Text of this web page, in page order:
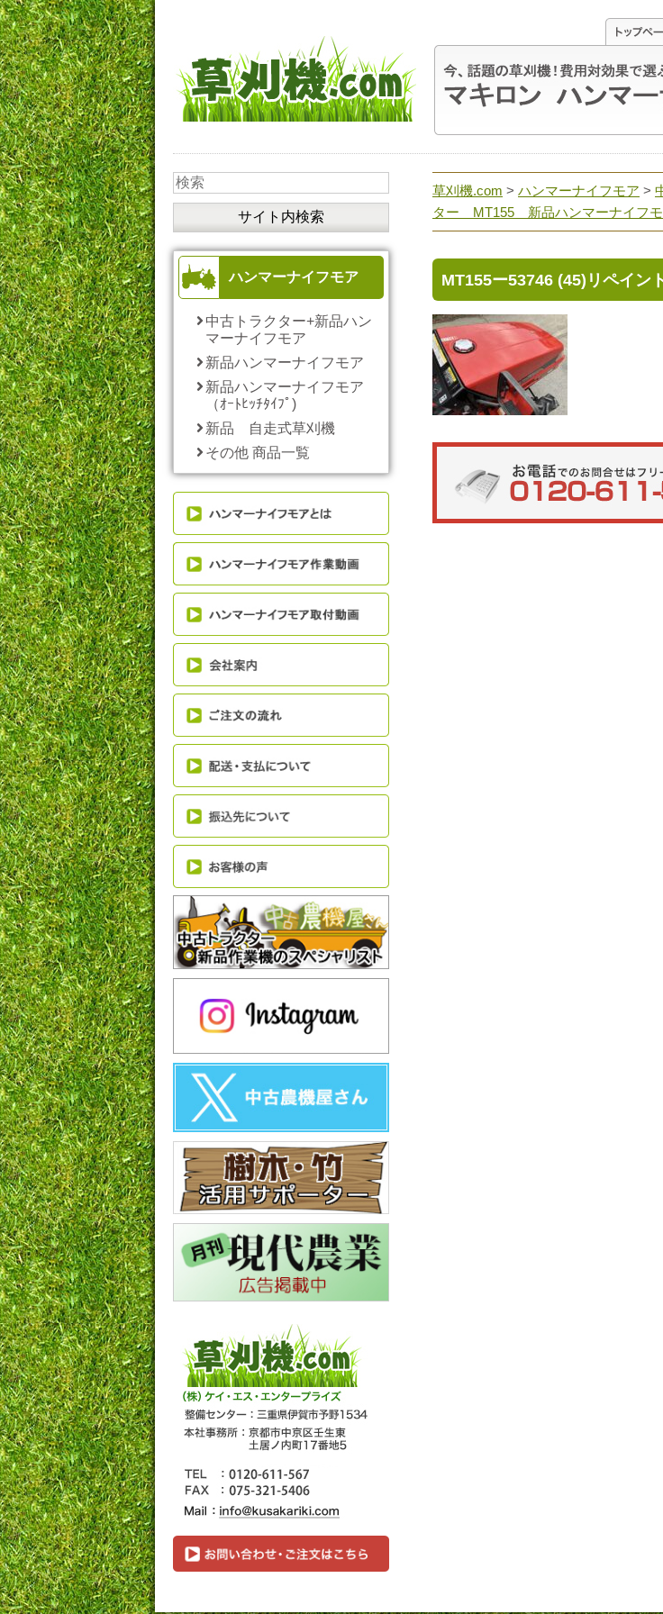
ハンマーナイフモア
中古トラクター+新品ハン
マーナイフモア
新品ハンマーナイフモア
新品ハンマーナイフモア
（ｵｰﾄﾋｯﾁﾀｲﾌﾟ)
新品 自走式草刈機
その他 商品一覧
草刈機.com > ハンマーナイフモア >
ター MT155 新品ハンマーナイフモ
MT155ー53746 (45)リペイン